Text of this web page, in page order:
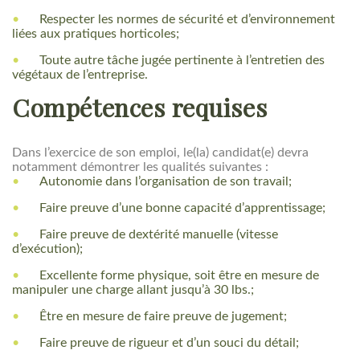
Respecter les normes de sécurité et d’environnement
liées aux pratiques horticoles;
Toute autre tâche jugée pertinente à l’entretien des
végétaux de l’entreprise.
Compétences requises
Dans l’exercice de son emploi, le(la) candidat(e) devra
notamment démontrer les qualités suivantes :
Autonomie dans l’organisation de son travail;
Faire preuve d’une bonne capacité d’apprentissage;
Faire preuve de dextérité manuelle (vitesse
d’exécution);
Excellente forme physique, soit être en mesure de
manipuler une charge allant jusqu’à 30 lbs.;
Être en mesure de faire preuve de jugement;
Faire preuve de rigueur et d’un souci du détail;